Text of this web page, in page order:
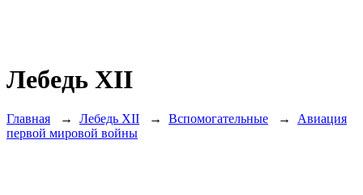
Лебедь ХII
Главная → Лебедь ХII → Вспомогательные → Авиация
первой мировой войны